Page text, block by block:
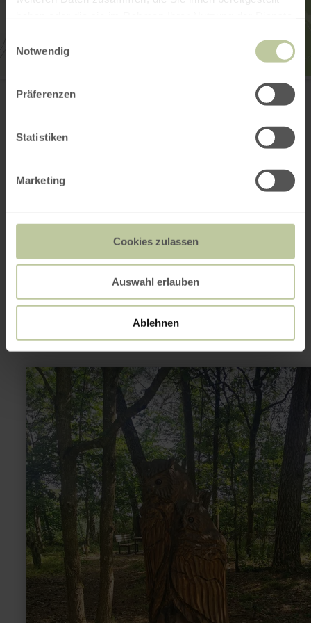
Notwendig
Präferenzen
Statistiken
Marketing
Cookies zulassen
Auswahl erlauben
Ablehnen
Neue Str. 1
Email
Plan your arrival
This might also be
interesting
learn
more
about:
Rastplatz
Tiere
der
Vulkaneifel